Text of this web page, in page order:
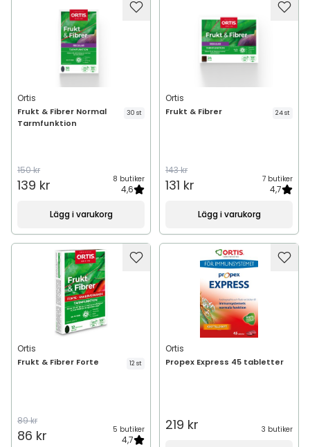
Ortis
Frukt & Fibrer Normal
Tarmfunktion
30 st
150 kr
139 kr 8 butiker
4,6
Lägg i varukorg
Ortis
Frukt & Fibrer 24 st
143 kr
131 kr 7 butiker
4,7
Lägg i varukorg
Ortis
Frukt & Fibrer Forte 12 st
89 kr
86 kr 5 butiker
4,7
Ortis
Propex Express 45 tabletter
219 kr 3 butiker